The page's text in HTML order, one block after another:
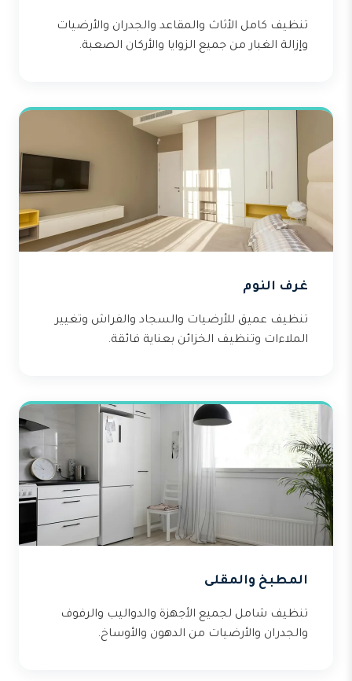
تنظيف كامل الأثاث والمقاعد والجدران والأرضيات
وإزالة الغبار من جميع الزوايا والأركان الصعبة.
غرف النوم
تنظيف عميق للأرضيات والسجاد والفراش وتغيير
الملاءات وتنظيف الخزائن بعناية فائقة.
المطبخ والمقلى
تنظيف شامل لجميع الأجهزة والدواليب والرفوف
والجدران والأرضيات من الدهون والأوساخ.